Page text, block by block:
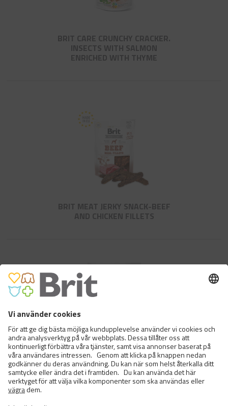
BRIT CARE CRUNCHY CRACKER.
INSECTS WITH SALMON
ENRICHED WITH THYME
BRIT MEAT JERKY SNACK-BEEF
AND CHICKEN FILLETS
BRIT DENTAL STICK CALM WITH
HEMP & MOTHERWORT​
Brit Dental Stick Calm with Hemp & Motherwort